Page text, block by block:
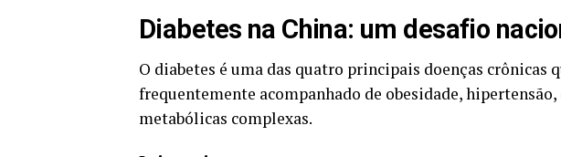
Diabetes na China: um desafio
O diabetes é uma das quatro principais doenças crônicas
frequentemente acompanhado de obesidade,
metabólicas complexas.